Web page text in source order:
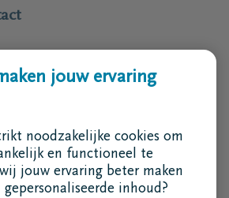
per post
17u
jouw ervaring
noodzakelijke cookies om
en functioneel te
jouw ervaring beter maken
inhoud?